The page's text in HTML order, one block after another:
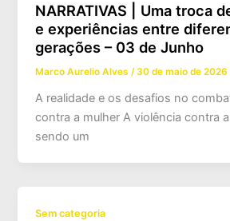
NARRATIVAS | Uma troca
e experiências entre
gerações – 03 de Junho
Marco Aurelio Alves /30 de maio de 2026
A realidade e os desafios no
contra a mulher A violência contra
sendo um
Sem categoria